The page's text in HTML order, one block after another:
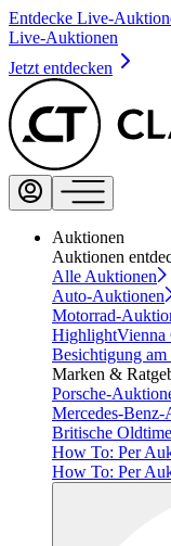
Entdecke Live-
Live-Auktionen
Jetzt entdecken
Auktionen
Auktionen
Alle Auktionen
Auto-Auktionen
Motorrad-
HighlightVienna
Besichtigung am
Marken &
Porsche-
Mercedes-Benz-
Britische
How To: Per
How To: Per